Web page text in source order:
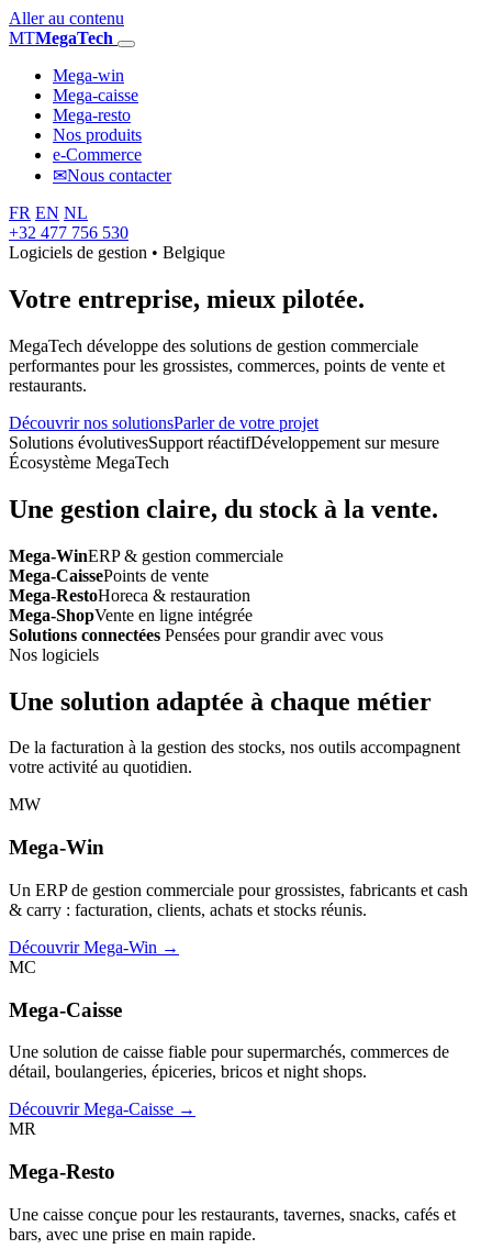
Aller au contenu
MTMegaTech
Mega-win
Mega-caisse
Mega-resto
Nos produits
e-Commerce
✉Nous contacter
FR EN NL
+32 477 756 530
Logiciels de gestion • Belgique
Votre entreprise, mieux pilotée.
MegaTech développe des solutions de gestion commerciale
performantes pour les grossistes, commerces, points de vente et
restaurants.
Découvrir nos solutionsParler de votre projet
Solutions évolutivesSupport réactifDéveloppement sur mesure
Écosystème MegaTech
Une gestion claire, du stock à la vente.
Mega-WinERP & gestion commerciale
Mega-CaissePoints de vente
Mega-RestoHoreca & restauration
Mega-ShopVente en ligne intégrée
Solutions connectées Pensées pour grandir avec vous
Nos logiciels
Une solution adaptée à chaque métier
De la facturation à la gestion des stocks, nos outils accompagnent
votre activité au quotidien.
MW
Mega-Win
Un ERP de gestion commerciale pour grossistes, fabricants et cash
& carry : facturation, clients, achats et stocks réunis.
Découvrir Mega-Win →
MC
Mega-Caisse
Une solution de caisse fiable pour supermarchés, commerces de
détail, boulangeries, épiceries, bricos et night shops.
Découvrir Mega-Caisse →
MR
Mega-Resto
Une caisse conçue pour les restaurants, tavernes, snacks, cafés et
bars, avec une prise en main rapide.